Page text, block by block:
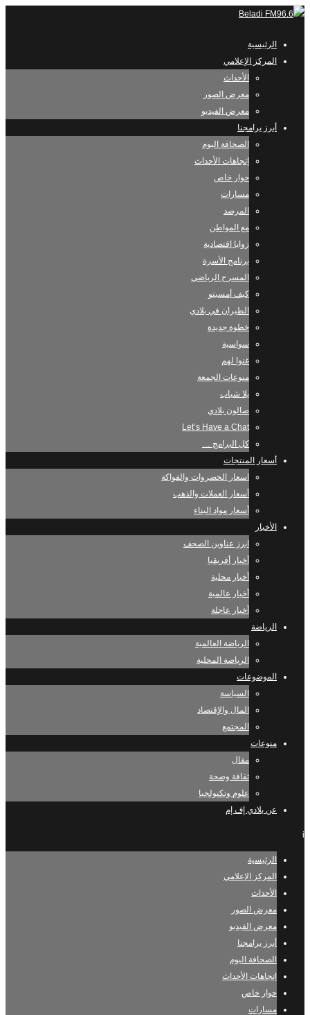
الرئيسية
المركز الإعلامي
الأحداث
معرض الصور
معرض الفيديو
أبرز برامجنا
الصحافة اليوم
إتجاهات الأحداث
حوار خاص
مسارات
المرصد
مع المواطن
زوايا اقتصادية
برنامج الأسرة
المسرح الرياضي
كيف أمسيتو
الطيران في بلادي
خطوة جديدة
سواسية
غنوا لهم
منوعات الجمعة
يلا شباب
صالون بلادي
Let’s Have a Chat
كل البرامج …
أسعار المنتجات
اسعار الخضروات والفواكة
أسعار العملات والذهب
أسعار مواد البناء
الأخبار
ابرز عناوين الصحف
أخبار أفريقيا
أخبار محلية
أخبار عالمية
أخبار عاجلة
الرياضة
الرياضة العالمية
الرياضة المحلية
الموضوعات
السياسة
المال والإقتصاد
المجتمع
منوعات
مقال
ثقافة وصحة
علوم وتكنولجيا
عن بلادي إف إم
i
الرئيسية
المركز الإعلامي
الأحداث
معرض الصور
معرض الفيديو
أبرز برامجنا
الصحافة اليوم
إتجاهات الأحداث
حوار خاص
مسارات